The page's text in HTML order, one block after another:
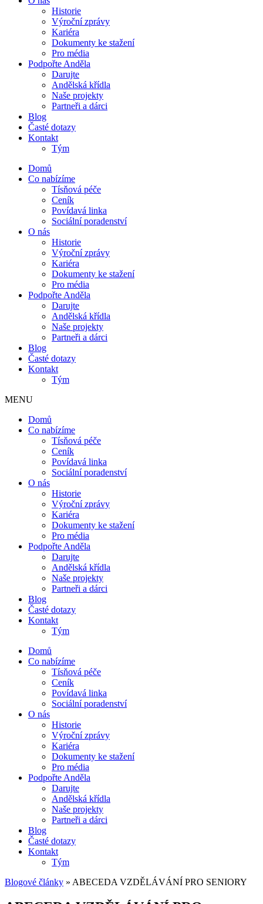
Historie
Výroční zprávy
Kariéra
Dokumenty ke stažení
Pro média
Podpořte Anděla
Darujte
Andělská křídla
Naše projekty
Partneři a dárci
Blog
Časté dotazy
Kontakt
Tým
Domů
Co nabízíme
Tísňová péče
Ceník
Povídavá linka
Sociální poradenství
O nás
Historie
Výroční zprávy
Kariéra
Dokumenty ke stažení
Pro média
Podpořte Anděla
Darujte
Andělská křídla
Naše projekty
Partneři a dárci
Blog
Časté dotazy
Kontakt
Tým
MENU
Domů
Co nabízíme
Tísňová péče
Ceník
Povídavá linka
Sociální poradenství
O nás
Historie
Výroční zprávy
Kariéra
Dokumenty ke stažení
Pro média
Podpořte Anděla
Darujte
Andělská křídla
Naše projekty
Partneři a dárci
Blog
Časté dotazy
Kontakt
Tým
Domů
Co nabízíme
Tísňová péče
Ceník
Povídavá linka
Sociální poradenství
O nás
Historie
Výroční zprávy
Kariéra
Dokumenty ke stažení
Pro média
Podpořte Anděla
Darujte
Andělská křídla
Naše projekty
Partneři a dárci
Blog
Časté dotazy
Kontakt
Tým
Blogové články » ABECEDA VZDĚLÁVÁNÍ PRO SENIORY